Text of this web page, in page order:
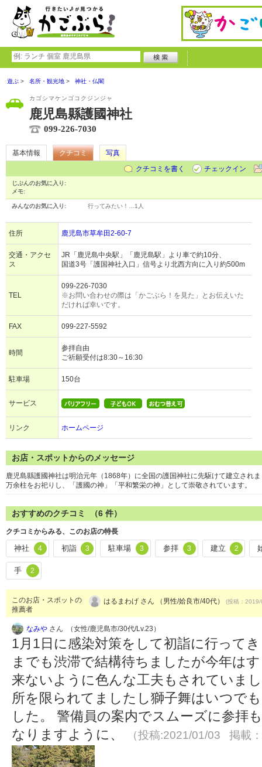
遊ぶ 名所・観光地 神社・仏閣
カゴシマケンゴコクジンジャ
鹿児島縣護國神社
099-226-7030
基本情報 クチコミ
写真
クチコミを書く
チェックイン
じぶんのお気に入り:
メモ:
みんなのお気に入り: 行ってみたい！… 1人
住所 鹿児島市草牟田2-60-7
交通・アクセ
ス
JR「鹿児島中央駅」「鹿児島駅」より車で約10分、
国道3号「護国神社入口」信号より北西方向に入り約500m
TEL
099-226-7030
※お問い合わせの際は「かごぶら！を見た」とお伝えいた
だければ幸いです。
FAX 099-227-5592
時間
参拝自由
ご祈願受付は8:30～16:30
駐車場 150台
サービス
リンク ホームページ
お店・スポットからのメッセージ
鹿児島縣護國神社は明治元年（1868年）に全国の護国神社に先駆けて建立され
万余柱をお祀りし、「護國の神」「平和繁栄の神」として崇敬されています。
おすすめのクチコミ （6 件）
クチコミからみる、このお店の特長
神社 4 初詣 3 駐車場 3 参拝 3 建立 2
手 2
このお店・スポットの
推薦者
はるまわげ さん （男性/姶良市/40代） (投稿：
なみや さん （女性/鹿児島市/30代/Lv.23）
1月1日に感染対策をして初詣に行って
までも渋滞で結構待ちましたが今年は
来ないように色んな工夫もされていま
所を限られてましたし獅子舞はいつで
した。 警備員の案内でスムーズに参拝
なりますように、
（投稿:2021/01/03 掲載